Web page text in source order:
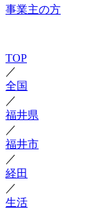
事業主の方
TOP
／
全国
／
福井県
／
福井市
／
経田
／
生活